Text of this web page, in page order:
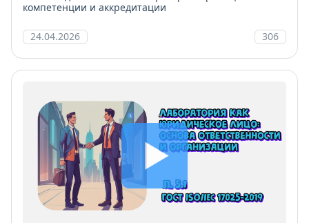
компетенции и аккредитации
24.04.2026 306